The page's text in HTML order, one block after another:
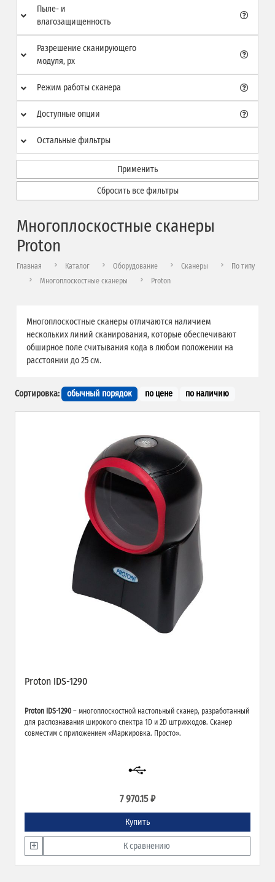
Пыле- и
влагозащищенность
Разрешение сканирующего
модуля, px
Режим работы сканера
Доступные опции
Остальные фильтры
Применить
Сбросить все фильтры
Многоплоскостные сканеры
Proton
Главная Каталог Оборудование Сканеры
По типу
Многоплоскостные сканеры
Proton
Многоплоскостные сканеры отличаются наличием
нескольких линий сканирования, которые обеспечивают
обширное поле считывания кода в любом положении на
расстоянии до 25 см.
Сортировка: обычный порядок по цене по наличию
Proton IDS-1290
Proton IDS-1290 – многоплоскостной настольный сканер, разработанный
для распознавания широкого спектра 1D и 2D штрихкодов. Сканер
совместим с приложением «Маркировка. Просто».
7 970.15 ₽
Купить
К сравнению